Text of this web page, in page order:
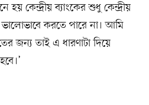
কেন্দ্রীয় ব্যাংকের শুধু কেন্দ্রীয়
ভালোভাবে করতে পারে না। আমি
জন্য তাই এ ধারণাটা দিয়ে